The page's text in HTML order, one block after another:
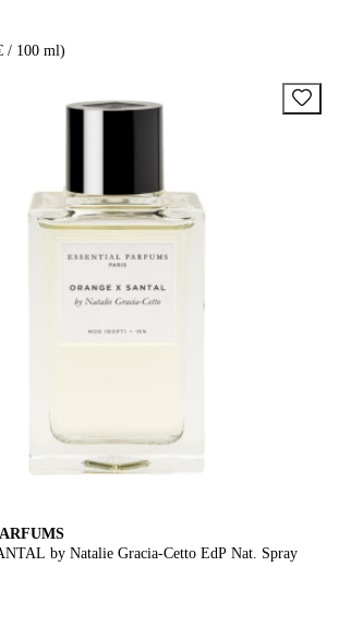
/ 100 ml)
by Natalie Gracia-Cetto EdP Nat. Spray